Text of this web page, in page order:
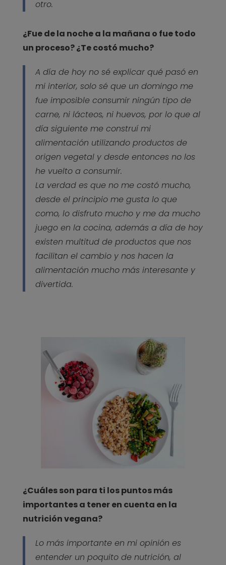
otro.
¿Fue de la noche a la mañana o fue todo
un proceso? ¿Te costó mucho?
A día de hoy no sé explicar qué pasó en
mi interior, solo sé que un domingo me
fue imposible consumir ningún tipo de
carne, ni lácteos, ni huevos, por lo que al
día siguiente me construí mi
alimentación utilizando productos de
origen vegetal y desde entonces no los
he vuelto a consumir.
La verdad es que no me costó mucho,
desde el principio me gusta lo que
como, lo disfruto mucho y me da mucho
juego en la cocina, además a día de hoy
existen multitud de productos que nos
facilitan el cambio y nos hacen la
alimentación mucho más interesante y
divertida.
¿Cuáles son para ti los puntos más
importantes a tener en cuenta en la
nutrición vegana?
Lo más importante en mi opinión es
entender un poquito de nutrición, al